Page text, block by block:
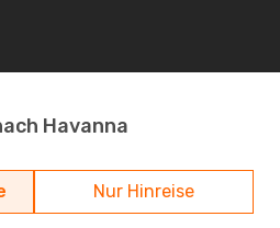
Havanna
Nur Hinreise